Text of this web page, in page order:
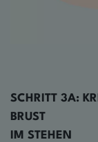
SCHRITT 3A:
BRUST
IM STEHEN